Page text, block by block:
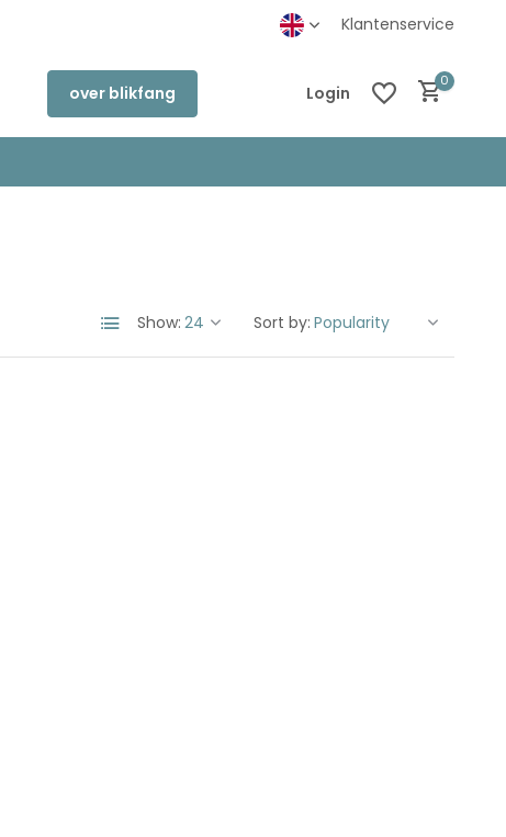
Klantenservice
over blikfang Login
0
Show: Sort by: